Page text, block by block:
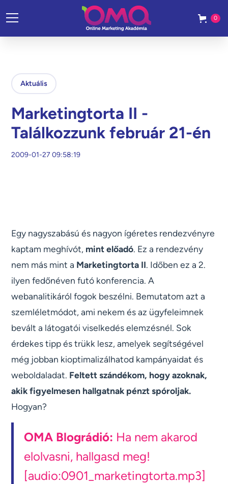
0
Aktuális
Marketingtorta II -
Találkozzunk február 21-én
2009-01-27 09:58:19
Egy nagyszabású és nagyon ígéretes rendezvényre
kaptam meghívót, mint előadó. Ez a rendezvény
nem más mint a Marketingtorta II. Időben ez a 2.
ilyen fedőnéven futó konferencia. A
webanalitikáról fogok beszélni. Bemutatom azt a
szemléletmódot, ami nekem és az ügyfeleimnek
bevált a látogatói viselkedés elemzésnél. Sok
érdekes tipp és trükk lesz, amelyek segítségével
még jobban kioptimalizálhatod kampányaidat és
weboldaladat. Feltett szándékom, hogy azoknak,
akik figyelmesen hallgatnak pénzt spóroljak.
Hogyan?
OMA Blográdió: Ha nem akarod
elolvasni, hallgasd meg!
[audio:0901_marketingtorta.mp3]